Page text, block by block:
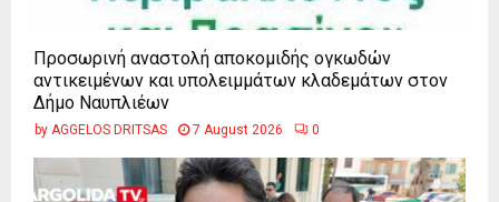
Προσωρινή αναστολή αποκομιδής ογκωδών
αντικειμένων και υπολειμμάτων κλαδεμάτων στον
Δήμο Ναυπλιέων
by AGGELOS DRITSAS 7 August 2026 0